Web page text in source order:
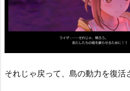
それじゃ戻って、島の動力を復活